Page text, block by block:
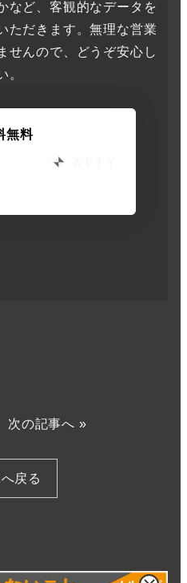
など、客観的なデータを
ただきます。無理な営業
せんので、どうぞ安心し
。
無料
次の記事へ »
戻る